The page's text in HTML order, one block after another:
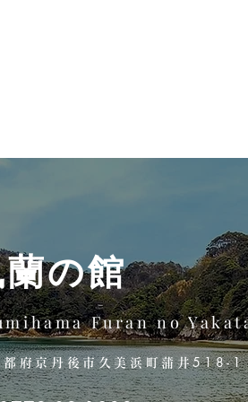
の館
Furan no
都府京丹後市久美浜町蒲井518-1